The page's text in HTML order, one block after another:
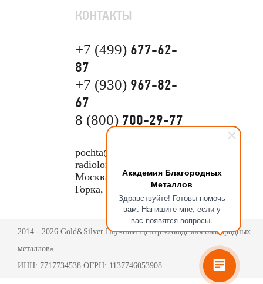
Академия Благородных
Металлов
Здравствуйте! Готовы помочь
вам. Напишите мне, если у
вас появятся вопросы.
КОНТАКТЫ
+7 (499) 677-62-
87
+7 (930) 967-82-
67
8 (800) 700-29-77
pochta@pokupka-
radiolom.ru
Москва, Бусиновская
Горка, 1Е с.5
2014 - 2026 Gold&Silver Научный Центр «Академия благородных
металлов»
ИНН: 7717734538 ОГРН: 1137746053908